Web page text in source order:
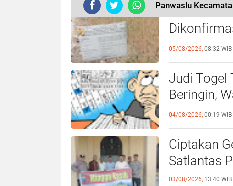
Panwaslu
Ketua P3A
Diduga
05/08/2026, 08:32 WIB
Judi Togel
Beringin,
Deli Serdang
04/08/2026, 00:19 WIB
Ciptakan
Satlantas
03/08/2026, 13:40 WIB